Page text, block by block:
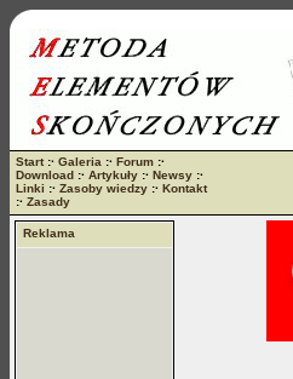
Start:· Galeria :· Forum :·
Download :· Artykuły :· Newsy :·
Linki :· Zasoby wiedzy :· Kontakt
:· Zasady
Reklama